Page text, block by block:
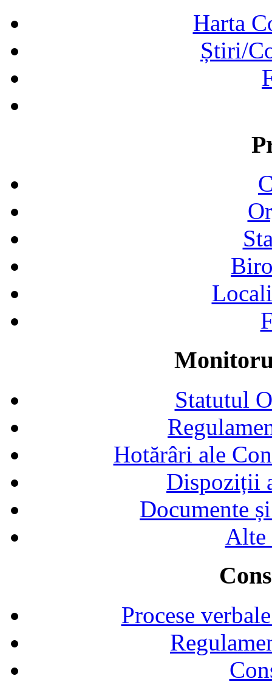
Harta
Știri/
Statutul
Hotărâri ale
Dispoziții
Documente
Alte
Procese